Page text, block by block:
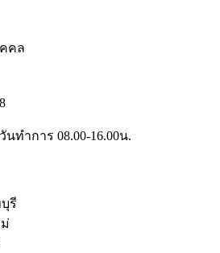
คล
ทำการ 08.00-16.00น.
รี